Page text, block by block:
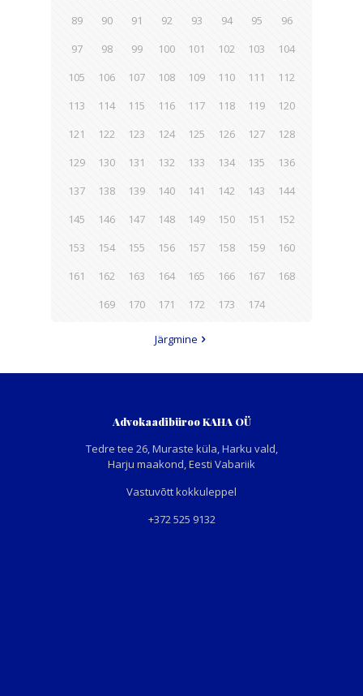
89
90 91 92 93 94 95
96
97
98 99 100 101 102 103
104
105
106 107 108 109 110 111
112
113
114 115 116 117 118 119
120
121
122 123 124 125 126 127
128
129
130 131 132 133 134 135
136
137
138 139 140 141 142 143
144
145
146 147 148 149 150 151
152
153
154 155 156 157 158 159
160
161
162 163 164 165 166 167
168
169
170 171 172 173 174
Järgmine
Advokaadibüroo KAHA OÜ
Tedre tee 26, Muraste küla, Harku vald,
Harju maakond, Eesti Vabariik
Vastuvõtt kokkuleppel
+372 525 9132